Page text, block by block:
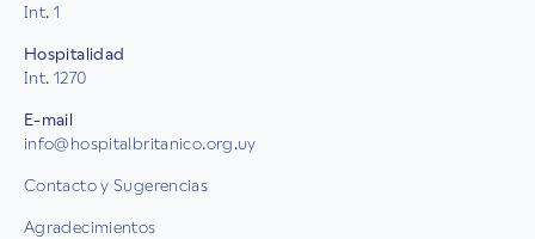
Int. 1
Hospitalidad
Int. 1270
E-mail
info@hospitalbritanico.org.uy
Contacto y Sugerencias
Agradecimientos